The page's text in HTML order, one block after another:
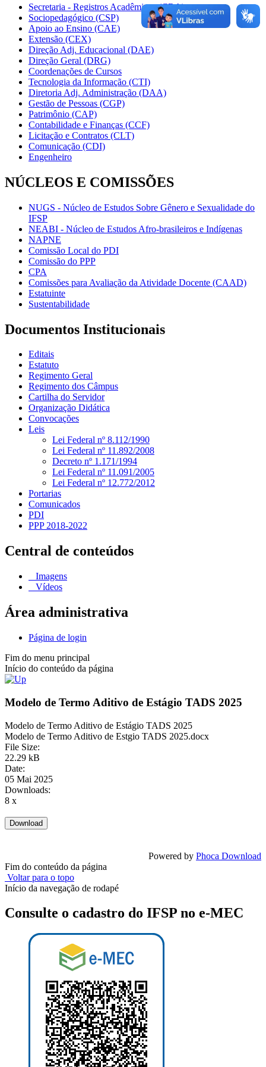
Secretaria - Registros Acadêmicos (CRA)
Sociopedagógico (CSP)
Apoio ao Ensino (CAE)
Extensão (CEX)
Direção Adj. Educacional (DAE)
Direção Geral (DRG)
Coordenações de Cursos
Tecnologia da Informação (CTI)
Diretoria Adj. Administração (DAA)
Gestão de Pessoas (CGP)
Patrimônio (CAP)
Contabilidade e Finanças (CCF)
Licitação e Contratos (CLT)
Comunicação (CDI)
Engenheiro
NÚCLEOS E COMISSÕES
NUGS - Núcleo de Estudos Sobre Gênero e Sexualidade do
IFSP
NEABI - Núcleo de Estudos Afro-brasileiros e Indígenas
NAPNE
Comissão Local do PDI
Comissão do PPP
CPA
Comissões para Avaliação da Atividade Docente (CAAD)
Estatuinte
Sustentabilidade
Documentos Institucionais
Editais
Estatuto
Regimento Geral
Regimento dos Câmpus
Cartilha do Servidor
Organização Didática
Convocações
Leis
Lei Federal nº 8.112/1990
Lei Federal nº 11.892/2008
Decreto nº 1.171/1994
Lei Federal nº 11.091/2005
Lei Federal nº 12.772/2012
Portarias
Comunicados
PDI
PPP 2018-2022
Central de conteúdos
Imagens
Vídeos
Área administrativa
Página de login
Fim do menu principal
Início do conteúdo da página
Modelo de Termo Aditivo de Estágio TADS 2025
Modelo de Termo Aditivo de Estágio TADS 2025
Modelo de Termo Aditivo de Estgio TADS 2025.docx
File Size:
22.29 kB
Date:
05 Mai 2025
Downloads:
8 x
Powered by Phoca Download
Fim do conteúdo da página
Voltar para o topo
Início da navegação de rodapé
Consulte o cadastro do IFSP no e-MEC